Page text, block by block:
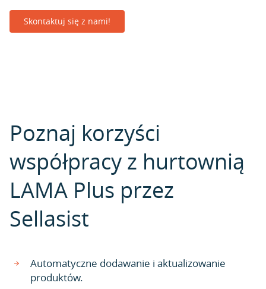
Skontaktuj się z nami!
Poznaj korzyści
współpracy z hurtownią
LAMA Plus przez
Sellasist
Automatyczne dodawanie i aktualizowanie
produktów.